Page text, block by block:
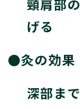
頸肩部
げる
●灸の効果
深部ま